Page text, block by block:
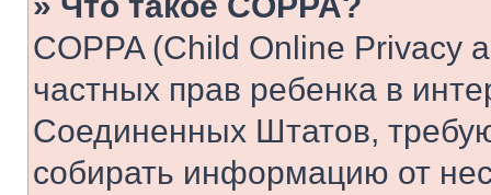
COPPA (Child Online Privacy
частных прав ребенка в
Соединенных Штатов,
собирать информацию от